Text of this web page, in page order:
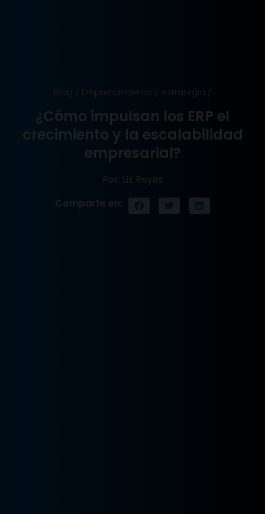
Blog / Emprendimiento y estrategia /
¿Cómo impulsan los ERP el
crecimiento y la escalabilidad
empresarial?
Por: Liz Reyes
Comparte en: